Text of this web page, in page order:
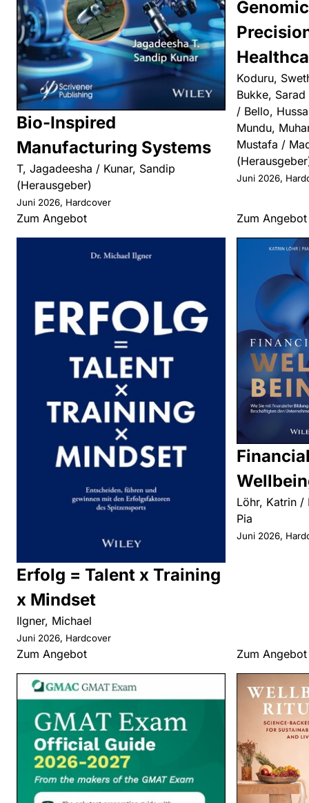
Bio-Inspired
Manufacturing Systems
T, Jagadeesha / Kunar, Sandip
(Herausgeber)
Juni 2026, Hardcover
Zum Angebot
Koduru,
Bukke,
/ Bello,
Mundu,
Mustafa /
Juni 2026,
Zum Angebot
Erfolg = Talent x Training
x Mindset
Ilgner, Michael
Juni 2026, Hardcover
Zum Angebot
Löhr, Katrin /
Pia
Juni 2026,
Zum Angebot